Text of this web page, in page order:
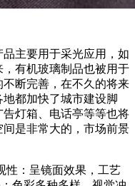
品主要用于采光应用，如
有机玻璃制品也被用于
断完善，在不久的将来
都加快了城市建设脚
灯箱、电话亭等等也将
是非常大的，市场前景
性：呈镜面效果，工艺